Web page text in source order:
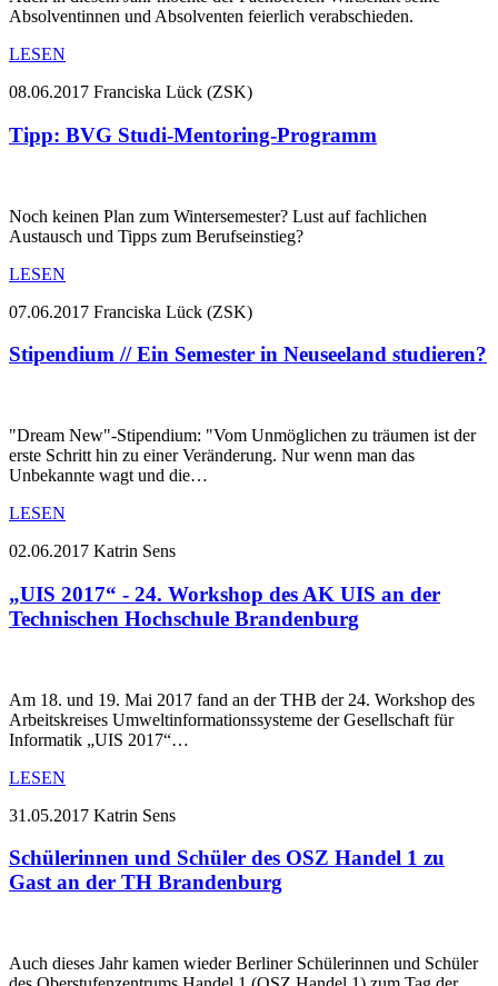
Absolventinnen und Absolventen feierlich verabschieden.
LESEN
08.06.2017 Franciska Lück (ZSK)
Tipp: BVG Studi-Mentoring-Programm
Noch keinen Plan zum Wintersemester? Lust auf fachlichen
Austausch und Tipps zum Berufseinstieg?
LESEN
07.06.2017 Franciska Lück (ZSK)
Stipendium // Ein Semester in Neuseeland studieren?
"Dream New"-Stipendium: "Vom Unmöglichen zu träumen ist der
erste Schritt hin zu einer Veränderung. Nur wenn man das
Unbekannte wagt und die…
LESEN
02.06.2017 Katrin Sens
„UIS 2017“ - 24. Workshop des AK UIS an der
Technischen Hochschule Brandenburg
Am 18. und 19. Mai 2017 fand an der THB der 24. Workshop des
Arbeitskreises Umweltinformationssysteme der Gesellschaft für
Informatik „UIS 2017“…
LESEN
31.05.2017 Katrin Sens
Schülerinnen und Schüler des OSZ Handel 1 zu
Gast an der TH Brandenburg
Auch dieses Jahr kamen wieder Berliner Schülerinnen und Schüler